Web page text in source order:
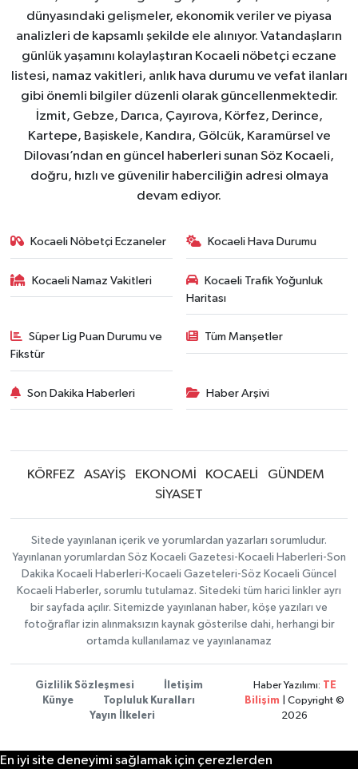
dünyasındaki gelişmeler, ekonomik veriler ve piyasa
analizleri de kapsamlı şekilde ele alınıyor. Vatandaşların
günlük yaşamını kolaylaştıran Kocaeli nöbetçi eczane
listesi, namaz vakitleri, anlık hava durumu ve vefat ilanları
gibi önemli bilgiler düzenli olarak güncellenmektedir.
İzmit, Gebze, Darıca, Çayırova, Körfez, Derince,
Kartepe, Başiskele, Kandıra, Gölcük, Karamürsel ve
Dilovası’ndan en güncel haberleri sunan Söz Kocaeli,
doğru, hızlı ve güvenilir haberciliğin adresi olmaya
devam ediyor.
Kocaeli Nöbetçi Eczaneler Kocaeli Hava Durumu
Kocaeli Namaz Vakitleri
Kocaeli Trafik Yoğunluk
Haritası
Süper Lig Puan Durumu ve
Fikstür
Tüm Manşetler
Son Dakika Haberleri Haber Arşivi
KÖRFEZ ASAYİŞ EKONOMİ KOCAELİ
GÜNDEM
SİYASET
Sitede yayınlanan içerik ve yorumlardan yazarları sorumludur.
Yayınlanan yorumlardan Söz Kocaeli Gazetesi-Kocaeli Haberleri-Son
Dakika Kocaeli Haberleri-Kocaeli Gazeteleri-Söz Kocaeli Güncel
Kocaeli Haberler, sorumlu tutulamaz. Sitedeki tüm harici linkler ayrı
bir sayfada açılır. Sitemizde yayınlanan haber, köşe yazıları ve
fotoğraflar izin alınmaksızın kaynak gösterilse dahi, herhangi bir
ortamda kullanılamaz ve yayınlanamaz
Gizlilik Sözleşmesi
İletişim
Künye
Topluluk Kuralları
Yayın İlkeleri
Haber Yazılımı: TE
Bilişim | Copyright ©
2026
En iyi site deneyimi sağlamak için çerezlerden